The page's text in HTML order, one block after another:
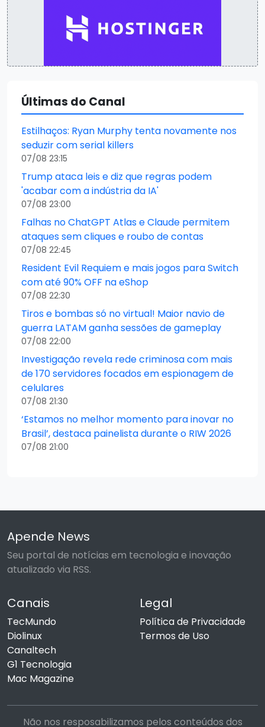
Últimas do Canal
Estilhaços: Ryan Murphy tenta novamente nos
seduzir com serial killers
07/08 23:15
Trump ataca leis e diz que regras podem
'acabar com a indústria da IA'
07/08 23:00
Falhas no ChatGPT Atlas e Claude permitem
ataques sem cliques e roubo de contas
07/08 22:45
Resident Evil Requiem e mais jogos para Switch
com até 90% OFF na eShop
07/08 22:30
Tiros e bombas só no virtual! Maior navio de
guerra LATAM ganha sessões de gameplay
07/08 22:00
Investigação revela rede criminosa com mais
de 170 servidores focados em espionagem de
celulares
07/08 21:30
‘Estamos no melhor momento para inovar no
Brasil’, destaca painelista durante o RIW 2026
07/08 21:00
Apende News
Seu portal de notícias em tecnologia e inovação
atualizado via RSS.
Canais
TecMundo
Diolinux
Canaltech
G1 Tecnologia
Mac Magazine
Legal
Política de Privacidade
Termos de Uso
Não nos resposabilizamos pelos conteúdos dos